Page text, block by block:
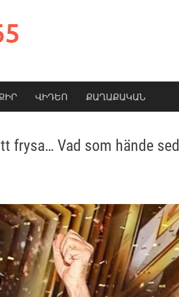
ՎԻԴԵՈ ՔԱՂԱՔԱԿԱՆ
frysa… Vad som hände